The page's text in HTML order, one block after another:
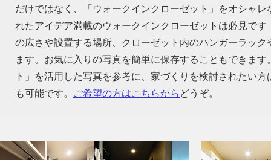
だけではなく、「ウォークインクローゼット」をオシャ
れたアイデア満載のウォークインクローゼットは必見で
の広さや設置する場所、クローゼット内のハンガーラッ
ます。お気に入りの写真を簡単に保存することもできま
ト」を活用した写真を参考に、家づくりを検討されたい
も可能です。
ご希望の方はこちらから どうぞ。